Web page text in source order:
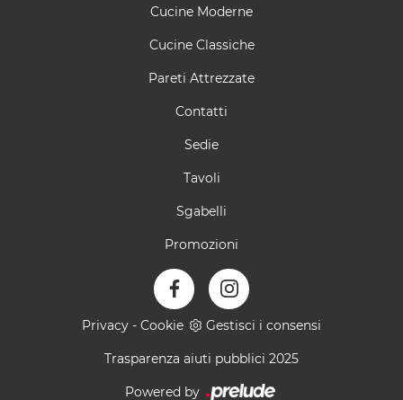
Cucine Moderne
Cucine Classiche
Pareti Attrezzate
Contatti
Sedie
Tavoli
Sgabelli
Promozioni
Privacy - Cookie Gestisci i consensi
Trasparenza aiuti pubblici 2025
Powered by